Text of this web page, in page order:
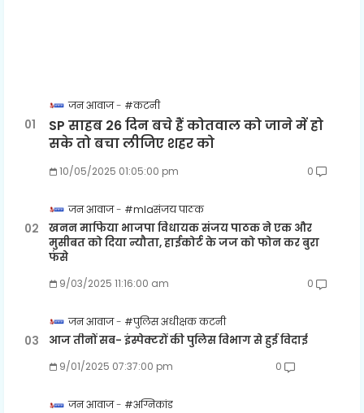
जन आवाज #कटनी
SP साहब 26 दिन बचे हैं कोतवाल को जाने में हो
सके तो बचा लीजिए शहर को
10/05/2025 01:05:00 pm 0
जन आवाज #mlaसंजय पाठक
खनन माफिया भाजपा विधायक संजय पाठक ने एक और
मुसीबत को दिया न्यौता, हाईकोर्ट के जज को फोन कर बुरा
फंसे
9/03/2025 11:16:00 am 0
जन आवाज #पुलिस अधीक्षक कटनी
आज तीनों सब- इंस्पेक्टरों की पुलिस विभाग से हुई विदाई
9/01/2025 07:37:00 pm 0
जन आवाज #अग्निकांड